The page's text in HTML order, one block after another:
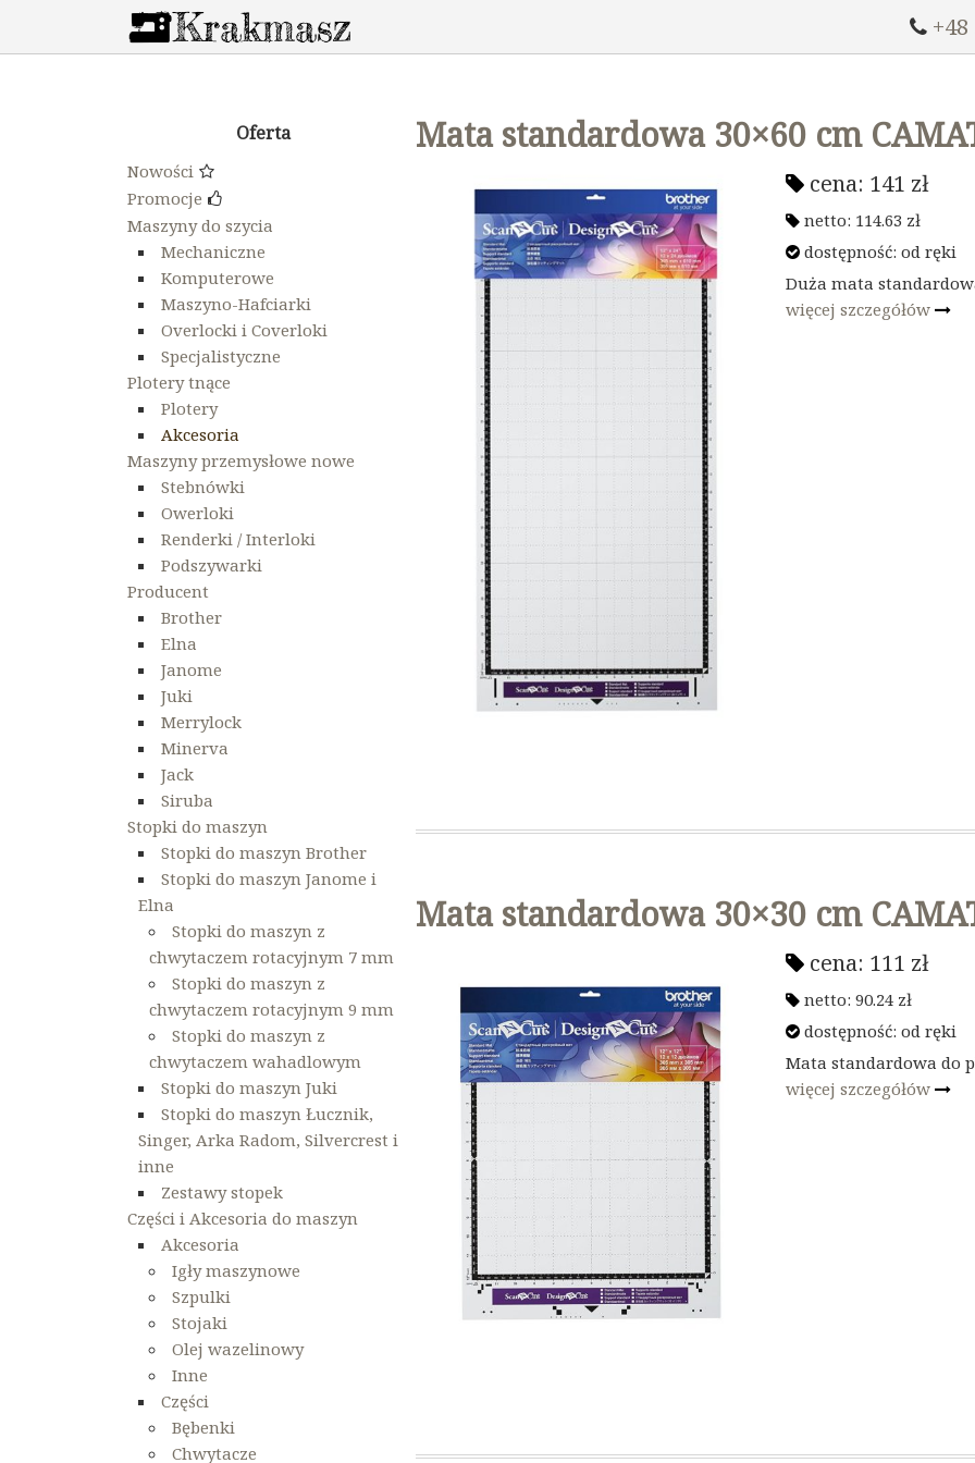
+48
Oferta
Nowości
Promocje
Maszyny do szycia
Mechaniczne
Komputerowe
Maszyno-Hafciarki
Overlocki i Coverloki
Specjalistyczne
Plotery tnące
Plotery
Akcesoria
Maszyny przemysłowe nowe
Stebnówki
Owerloki
Renderki / Interloki
Podszywarki
Producent
Brother
Elna
Janome
Juki
Merrylock
Minerva
Jack
Siruba
Stopki do maszyn
Stopki do maszyn Brother
Stopki do maszyn Janome i
Elna
Stopki do maszyn z
chwytaczem rotacyjnym 7 mm
Stopki do maszyn z
chwytaczem rotacyjnym 9 mm
Stopki do maszyn z
chwytaczem wahadlowym
Stopki do maszyn Juki
Stopki do maszyn Łucznik,
Singer, Arka Radom, Silvercrest i
inne
Zestawy stopek
Części i Akcesoria do maszyn
Akcesoria
Igły maszynowe
Szpulki
Stojaki
Olej wazelinowy
Inne
Części
Bębenki
Chwytacze
Mata standardowa 30×60 cm
cena: 141 zł
netto: 114.63 zł
dostępność: od ręki
Duża mata
więcej szczegółów
Mata standardowa 30×30 cm
cena: 111 zł
netto: 90.24 zł
dostępność: od ręki
Mata standardowa do
więcej szczegółów